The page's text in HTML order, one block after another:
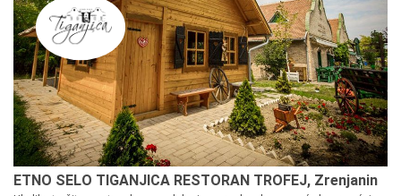
ETNO SELO TIGANJICA RESTORAN TROFEJ, Zrenjanin